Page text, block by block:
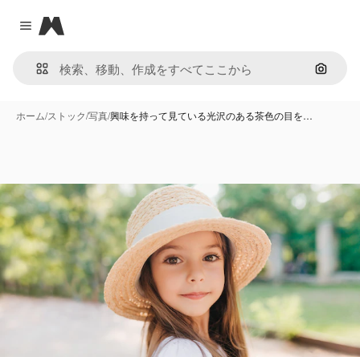
Close menu
Magnific
画像で
ホーム/ストック/写真/興味を持って見ている光沢のある茶色の目を…